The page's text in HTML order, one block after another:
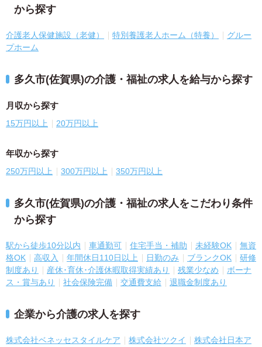
から探す
介護老人保健施設（老健） 特別養護老人ホーム（特養）
グルー
プホーム
多久市(佐賀県)の介護・福祉の求人を給与から探す
月収から探す
15万円以上 20万円以上
年収から探す
250万円以上 300万円以上 350万円以上
多久市(佐賀県)の介護・福祉の求人をこだわり条件
から探す
駅から徒歩10分以内 車通勤可 住宅手当・補助 未経験OK
無資
格OK
高収入 年間休日110日以上 日勤のみ ブランクOK
研修
制度あり
産休･育休･介護休暇取得実績あり 残業少なめ
ボーナ
ス・賞与あり
社会保険完備 交通費支給 退職金制度あり
企業から介護の求人を探す
株式会社ベネッセスタイルケア 株式会社ツクイ
株式会社日本ア